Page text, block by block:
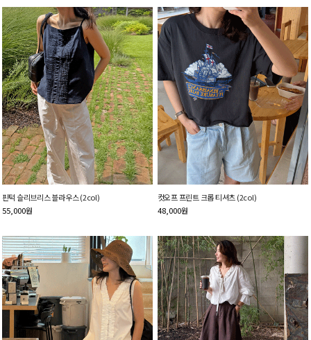
핀턱 슬리브리스 블라우스 (2col)
55,000원
컷오프 프린트 크롭 티셔츠 (2col)
48,000원